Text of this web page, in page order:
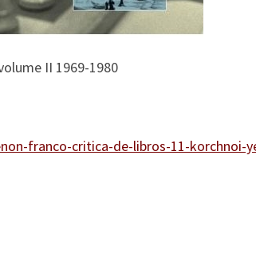
II 1969-1980
franco-critica-de-libros-11-korchnoi-